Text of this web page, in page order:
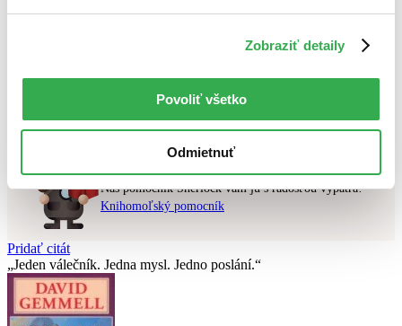
Zobraziť detaily
Povoliť všetko
Odmietnuť
Autor Jana Kloučková Kudrnováv predpredaji
vyhovujúci zadaným podmienkam.
Skúste prosím zmeniť vyhľadávaný výraz.
Náš pomocník Sherlock vám ju s radosťou vypátra!
Knihomoľský pomocník
Pridať citát
Jeden válečník. Jedna mysl. Jedno poslání.